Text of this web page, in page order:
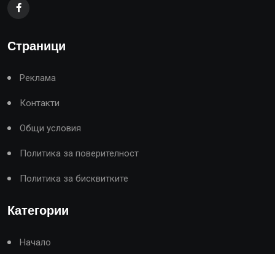
Страници
Реклама
Контакти
Общи условия
Политика за поверителност
Политика за бисквитките
Категории
Начало